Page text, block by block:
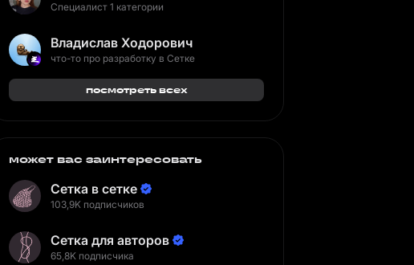
Специалист 1 категории
Владислав Ходорович
что-то про разработку в Сетке
посмотреть всех
может вас заинтересовать
Сетка в сетке
103,9K подписчиков
Сетка для авторов
65,8K подписчика